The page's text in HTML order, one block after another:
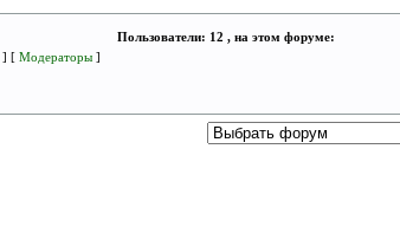
Пользователи: 12 , на этом форуме:
] [ Модераторы ]